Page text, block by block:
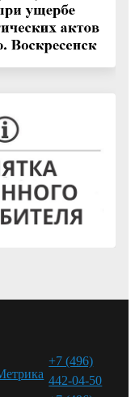
+7 (496)
442-04-50